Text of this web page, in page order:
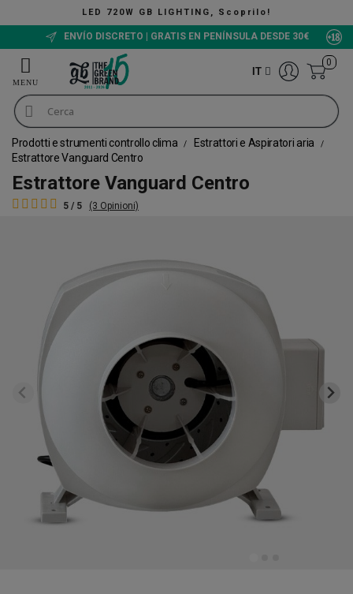
The Green
ENVÍO DISCRETO | GRATIS EN PENÍNSULA DESDE 30€
IT
0
Prodotti e strumenti controllo clima
Estrattori e Aspiratori aria
Estrattore Vanguard Centro
Estrattore Vanguard Centro
5 / 5 (3 Opinioni)